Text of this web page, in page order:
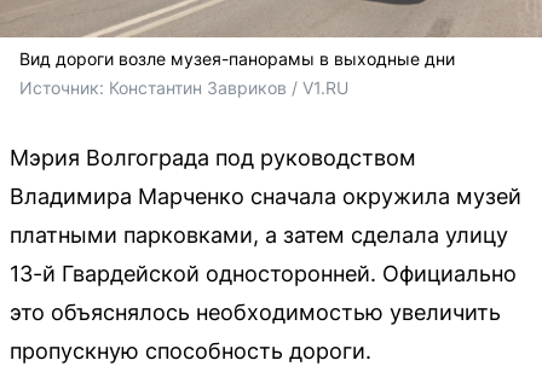
Вид дороги возле музея-панорамы в выходные дни
Источник: Константин Завриков / V1.RU
Мэрия Волгограда под руководством
Владимира Марченко сначала окружила музей
платными парковками, а затем сделала улицу
13-й Гвардейской односторонней. Официально
это объяснялось необходимостью увеличить
пропускную способность дороги.